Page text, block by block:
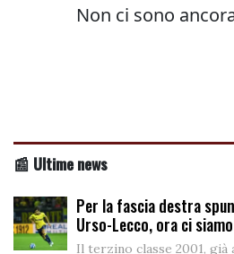
📰 Ultime news
Per la fascia destra
Urso-Lecco, ora ci siamo
Il terzino classe 2001, già